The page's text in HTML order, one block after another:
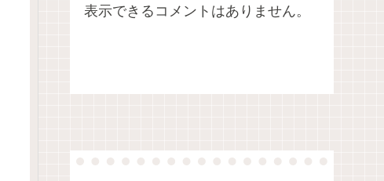
表示できるコメントはありません。